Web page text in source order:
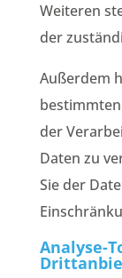
Weiteren
der
Außerdem
der
Daten zu
Sie der
Analyse-